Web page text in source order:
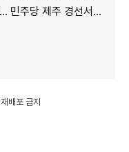
당 제주 경선서 격돌
배포 금지